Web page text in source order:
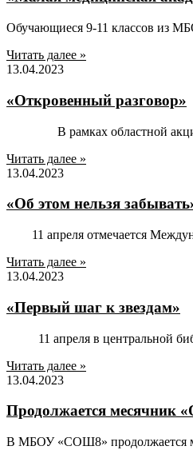
Обучающиеся 9-11 классов из
Читать далее »
13.04.2023
«Откровенный разговор»
В рамках областной акции
Читать далее »
13.04.2023
«Об этом нельзя
11 апреля отмечается
Читать далее »
13.04.2023
«Первый шаг к звездам»
11 апреля в центральной
Читать далее »
13.04.2023
Продолжается месячник
В МБОУ «СОШ8» продолжается